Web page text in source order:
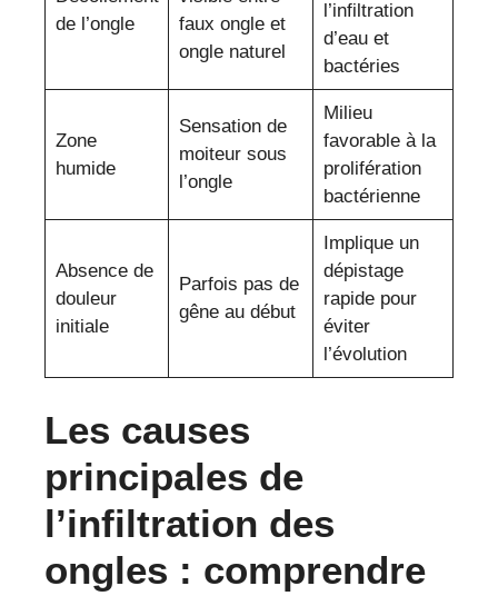
de l’ongle
faux ongle et
ongle naturel
l’infiltration
d’eau et
bactéries
Zone
humide
Sensation de
moiteur sous
l’ongle
Milieu
favorable à la
prolifération
bactérienne
Absence de
douleur
initiale
Parfois pas de
gêne au début
Implique un
dépistage
rapide pour
éviter
l’évolution
Les causes
principales de
l’infiltration des
ongles : comprendre